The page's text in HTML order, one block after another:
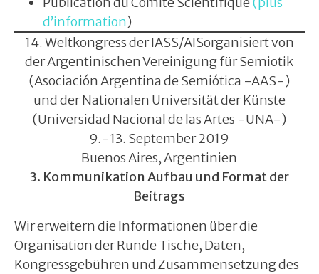
d’information)
14. Weltkongress der IASS/AISorganisiert von
der Argentinischen Vereinigung für Semiotik
(Asociación Argentina de Semiótica -AAS-)
und der Nationalen Universität der Künste
(Universidad Nacional de las Artes -UNA-)
9.-13. September 2019
Buenos Aires, Argentinien
3. Kommunikation Aufbau und Format der
Beitrags
Wir erweitern die Informationen über die
Organisation der Runde Tische, Daten,
Kongressgebühren und Zusammensetzung des